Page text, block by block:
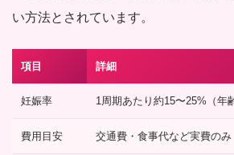
い方法とされています。
項目 詳細
妊娠率 1周期あたり約15〜25%（年
費用目安 交通費・食事代など実費のみ